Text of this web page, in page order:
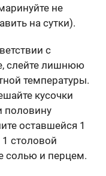
не
на сутки).
с
слейте лишнюю
температуры.
кусочки
половину
оставшейся 1
столовой
солью и перцем.